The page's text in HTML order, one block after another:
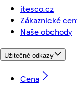
itesco.cz
Zákaznické
Naše obchody
Užitečné odkazy
Cena